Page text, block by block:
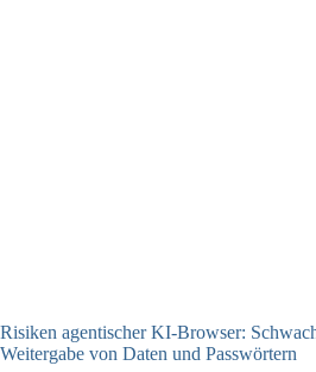
Risiken agentischer KI-Browser:
Weitergabe von Daten und Passwörtern